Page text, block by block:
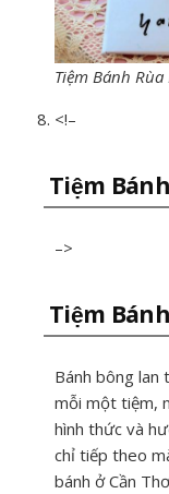
Tiệm Bánh Rùa
<!–
Tiệm
–>
Tiệm
Bánh bông lan
mỗi một tiệm,
hình thức và
chỉ tiếp theo
bánh ở Cần